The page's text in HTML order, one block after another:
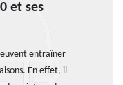
et ses
entraîner
En effet, il